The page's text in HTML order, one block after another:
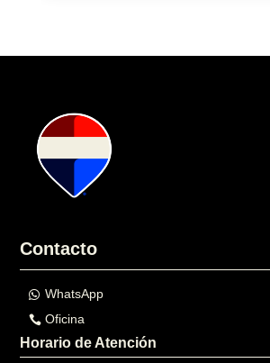
Contacto
WhatsApp
Oficina
Horario de Atención